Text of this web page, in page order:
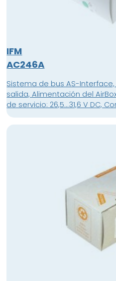
IFM
AC246A
Sistema de bus AS-Interface,
salida, Alimentación del
de servicio: 26,5...31,6 V DC,
de AS-i: 300 mA, Válvula de
de solapamiento), Válvula
de direccionamiento , Perfil
ATEX , Grupo II, categoría 3D
carcasa de protección
protección equivalente ,
Contactos de perforación